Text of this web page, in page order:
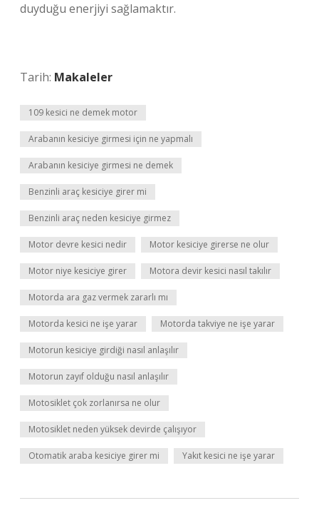
duyduğu enerjiyi sağlamaktır.
Tarih: Makaleler
109 kesici ne demek motor
Arabanın kesiciye girmesi için ne yapmalı
Arabanın kesiciye girmesi ne demek
Benzinli araç kesiciye girer mi
Benzinli araç neden kesiciye girmez
Motor devre kesici nedir Motor kesiciye girerse ne olur
Motor niye kesiciye girer Motora devir kesici nasıl takılır
Motorda ara gaz vermek zararlı mı
Motorda kesici ne işe yarar Motorda takviye ne işe yarar
Motorun kesiciye girdiği nasıl anlaşılır
Motorun zayıf olduğu nasıl anlaşılır
Motosiklet çok zorlanırsa ne olur
Motosiklet neden yüksek devirde çalışıyor
Otomatik araba kesiciye girer mi Yakıt kesici ne işe yarar